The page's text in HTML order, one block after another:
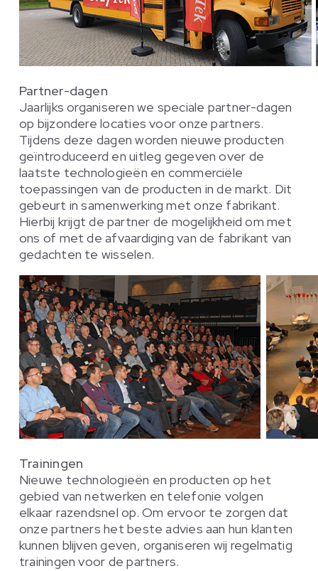
Partner-dagen
Jaarlijks organiseren we speciale partner-dagen
op bijzondere locaties voor onze partners.
Tijdens deze dagen worden nieuwe producten
geïntroduceerd en uitleg gegeven over de
laatste technologieën en commerciële
toepassingen van de producten in de markt. Dit
gebeurt in samenwerking met onze fabrikant.
Hierbij krijgt de partner de mogelijkheid om met
ons of met de afvaardiging van de fabrikant van
gedachten te wisselen.
Trainingen
Nieuwe technologieën en producten op het
gebied van netwerken en telefonie volgen
elkaar razendsnel op. Om ervoor te zorgen dat
onze partners het beste advies aan hun klanten
kunnen blijven geven, organiseren wij regelmatig
trainingen voor de partners.